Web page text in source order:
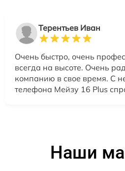
Терентьев Иван
Очень быстро, очень
всегда на высоте. Очень
компанию в свое время. С
телефона Мейзу 16 Plus
Наши